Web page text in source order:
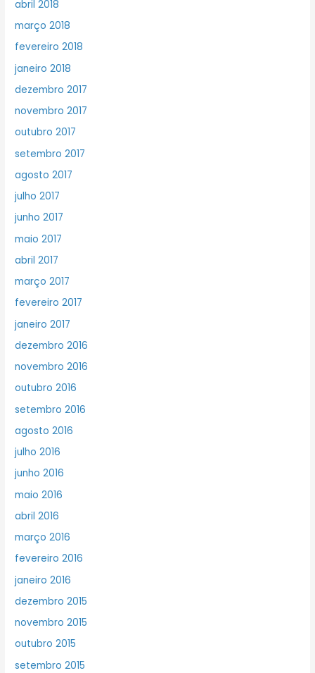
abril 2018
março 2018
fevereiro 2018
janeiro 2018
dezembro 2017
novembro 2017
outubro 2017
setembro 2017
agosto 2017
julho 2017
junho 2017
maio 2017
abril 2017
março 2017
fevereiro 2017
janeiro 2017
dezembro 2016
novembro 2016
outubro 2016
setembro 2016
agosto 2016
julho 2016
junho 2016
maio 2016
abril 2016
março 2016
fevereiro 2016
janeiro 2016
dezembro 2015
novembro 2015
outubro 2015
setembro 2015